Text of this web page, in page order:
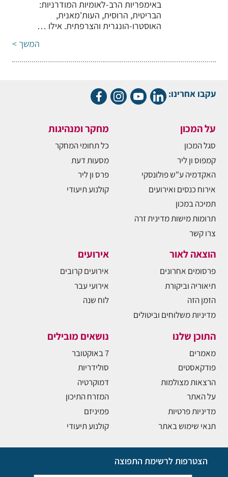
באימפריות הרב-לאומיות המודרניות:
הבריטית, הרוסית, העות'מאנית,
האוסטרו-הונגרית והצרפתית. אילו …
המשך >
עקבו אחרינו:
על המכון
סגל המכון
קמפוס ון ליר
האקדמיה ע"ש פולונסקי
אירוח כנסים ואירועים
תמיכה במכון
תרומות מישות מדינית זרה
צרו קשר
מחקר ומנהיגות
כל תחומי המחקר
מסעות דעת
פרס ון ליר
קולנוע תיעודי
הוצאה לאור
פרסומים אחרונים
תיאוריה וביקורת
הזמן הזה
מדיניות משלוחים וביטולים
אירועים
אירועים קרובים
אירועי עבר
לוח שנה
התוכן שלנו
מאמרים
פודקאסטים
הרצאות מצולמות
על האתר
מדיניות פרטיות
תנאי שימוש באתר
נושאים מובילים
7 באוקטובר
סולידריות
דמוקרטיה
המזרח התיכון
פמיניזם
קולנוע תיעודי
הצטרפות לרשימת התפוצה